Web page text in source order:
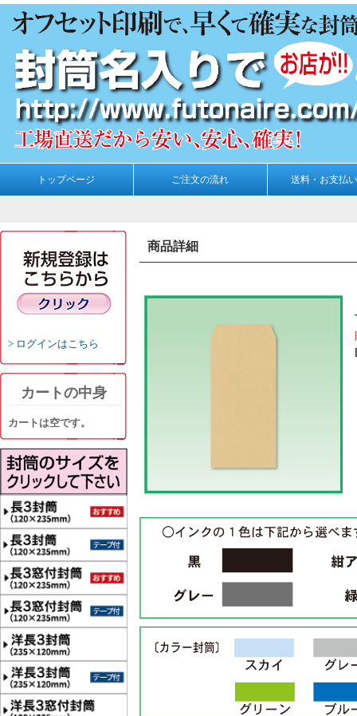
トップページ ご注文の流れ 送料・お支払
ログインはこちら
カートの中身
カートは空です。
商品詳細